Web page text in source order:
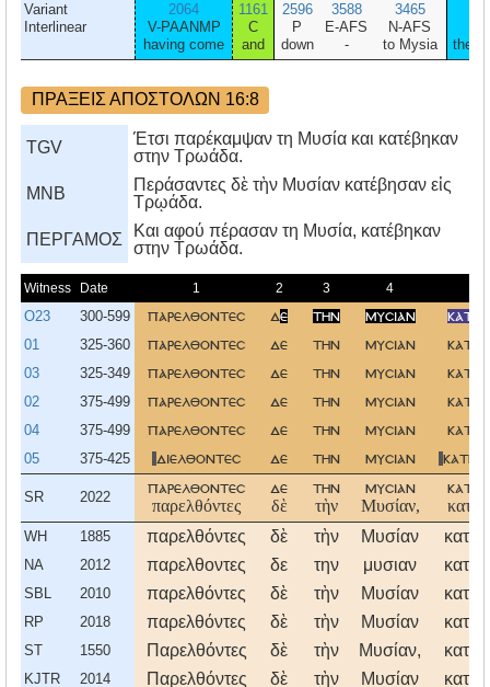
Variant
Interlinear
2064
V-PAANMP
having come
1161
C
and
2596
P
down
3588
E-AFS
-
3465
N-AFS
to Mysia
they
ΠΡΑΞΕΙΣ ΑΠΟΣΤΟΛΩΝ 16:8
TGV
Έτσι παρέκαμψαν τη Μυσία και κατέβηκαν
στην Τρωάδα.
MNB
Περάσαντες δὲ τὴν Μυσίαν κατέβησαν εἰς
Τρῳάδα.
ΠΕΡΓΑΜΟΣ
Kαι αφού πέρασαν τη Mυσία, κατέβηκαν
στην Tρωάδα.
Witness Date 1 2 3 4
O23 300-599 παρελθοντεσ δε την μυσιαν
01 325-360 παρελθοντεσ δε την μυσιαν
03 325-349 παρελθοντεσ δε την μυσιαν
02 375-499 παρελθοντεσ δε την μυσιαν
04 375-499 παρελθοντεσ δε την μυσιαν
05 375-425 διελθοντεσ δε την μυσιαν
SR 2022
παρελθοντεσ
παρελθόντες
δε
δὲ
την
τὴν
μυσιαν
Μυσίαν,
WH 1885 παρελθόντες δὲ τὴν Μυσίαν
NA 2012 παρελθοντες δε την μυσιαν
SBL 2010 παρελθόντες δὲ τὴν Μυσίαν
RP 2018 παρελθόντες δὲ τὴν Μυσίαν
ST 1550 Παρελθόντες δὲ τὴν Μυσίαν,
KJTR 2014 Παρελθόντες δὲ τὴν Μυσίαν